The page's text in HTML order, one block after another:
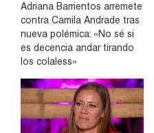
Adriana Barrientos arremete
contra Camila Andrade tras
nueva polémica: «No sé si
es decencia andar tirando
los colaless»